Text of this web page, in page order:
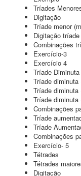
Tríades
Digitação
Tríade menor
Digitação
Combinações
Exercício-3
Exercício 4
Tríade Diminuta
Tríade diminuta
Tríade diminuta
Tríade
Combinações
Tríade
Tríade
Combinações
Exercício- 5
Tétrades
Tétrades
Digitação